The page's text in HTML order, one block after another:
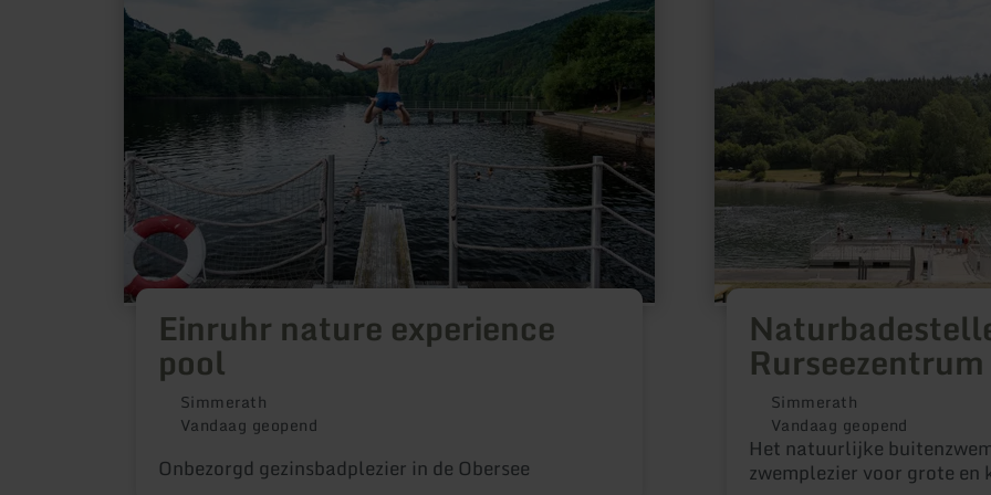
Einruhr nature experience
pool
Simmerath
Vandaag geopend
Onbezorgd gezinsbadplezier in de Obersee
Einruhr
nature
experience
Rurseezentrum
Simmerath
Vandaag geopend
Het natuurlijke
zwemplezier voor grote